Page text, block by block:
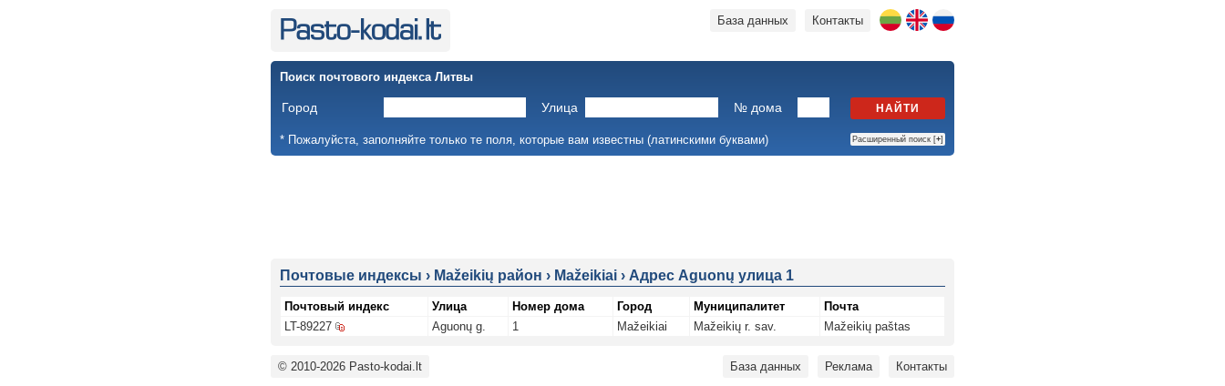
Контакты
База данных
Поиск почтового индекса Литвы
Город Улица № дома НАЙТИ
* Пожалуйста, заполняйте только те поля, которые вам известны (латинскими буквами) Расширенный поиск [+]
Почтовые индексы › Mažeikių район › Mažeikiai › Адрес Aguonų улица 1
Почтовый индекс Улица Номер дома Город Муниципалитет
Почта
LT-89227
Aguonų g. 1 Mažeikiai Mažeikių r. sav. Mažeikių paštas
© 2010-2026 Pasto-kodai.lt База данных Реклама Контакты